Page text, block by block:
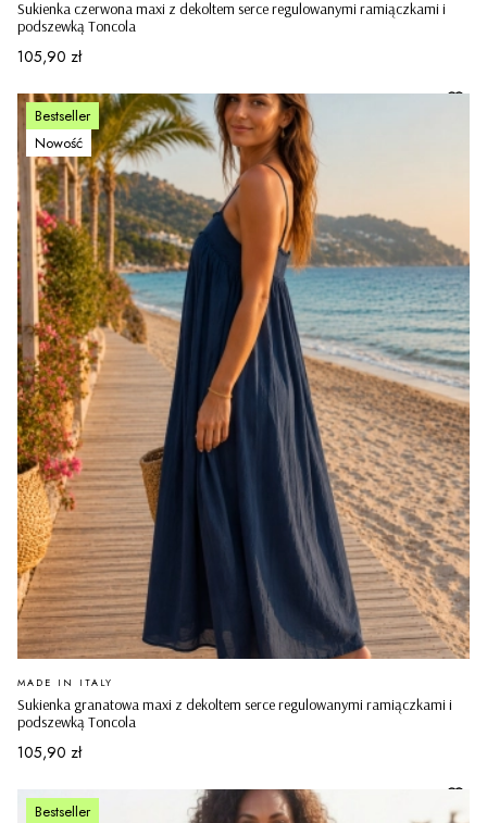
Sukienka czerwona maxi z dekoltem serce regulowanymi ramiączkami i
podszewką Toncola
Cena
105,90 zł
Bestseller
Nowość
Sukienka granatowa maxi z dekoltem serce regulowanymi ramiączkami i
podszewką Toncola
PRODUCENT
MADE IN ITALY
Cena
105,90 zł
Bestseller